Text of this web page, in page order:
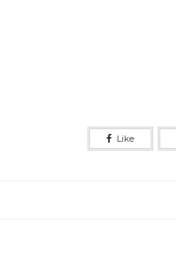
Like